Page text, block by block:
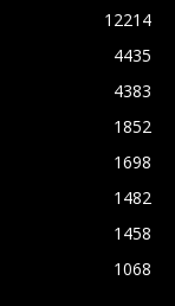
12214
4435
4383
1852
1698
1482
1458
1068